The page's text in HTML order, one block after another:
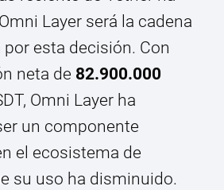
Layer será la cadena
esta decisión. Con
neta de 82.900.000
Omni Layer ha
un componente
el ecosistema de
su uso ha disminuido.